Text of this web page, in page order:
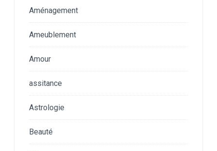
Aménagement
Ameublement
Amour
assitance
Astrologie
Beauté